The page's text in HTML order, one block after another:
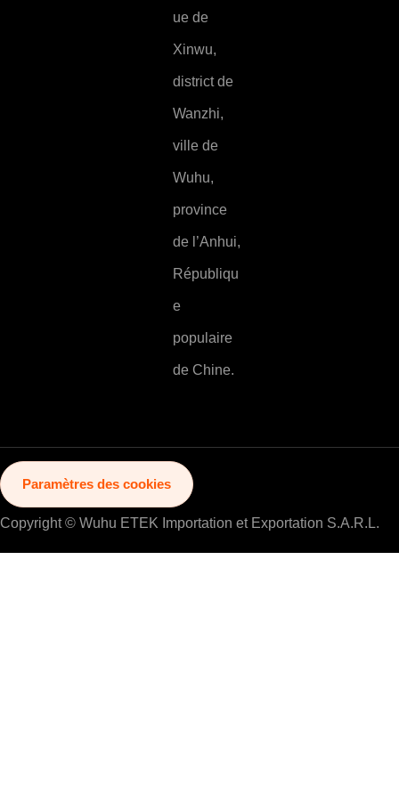
ue de
Xinwu,
district de
Wanzhi,
ville de
Wuhu,
province
de l’Anhui,
Républiqu
e
populaire
de Chine.
Paramètres des cookies
Copyright © Wuhu ETEK Importation et Exportation S.A.R.L.